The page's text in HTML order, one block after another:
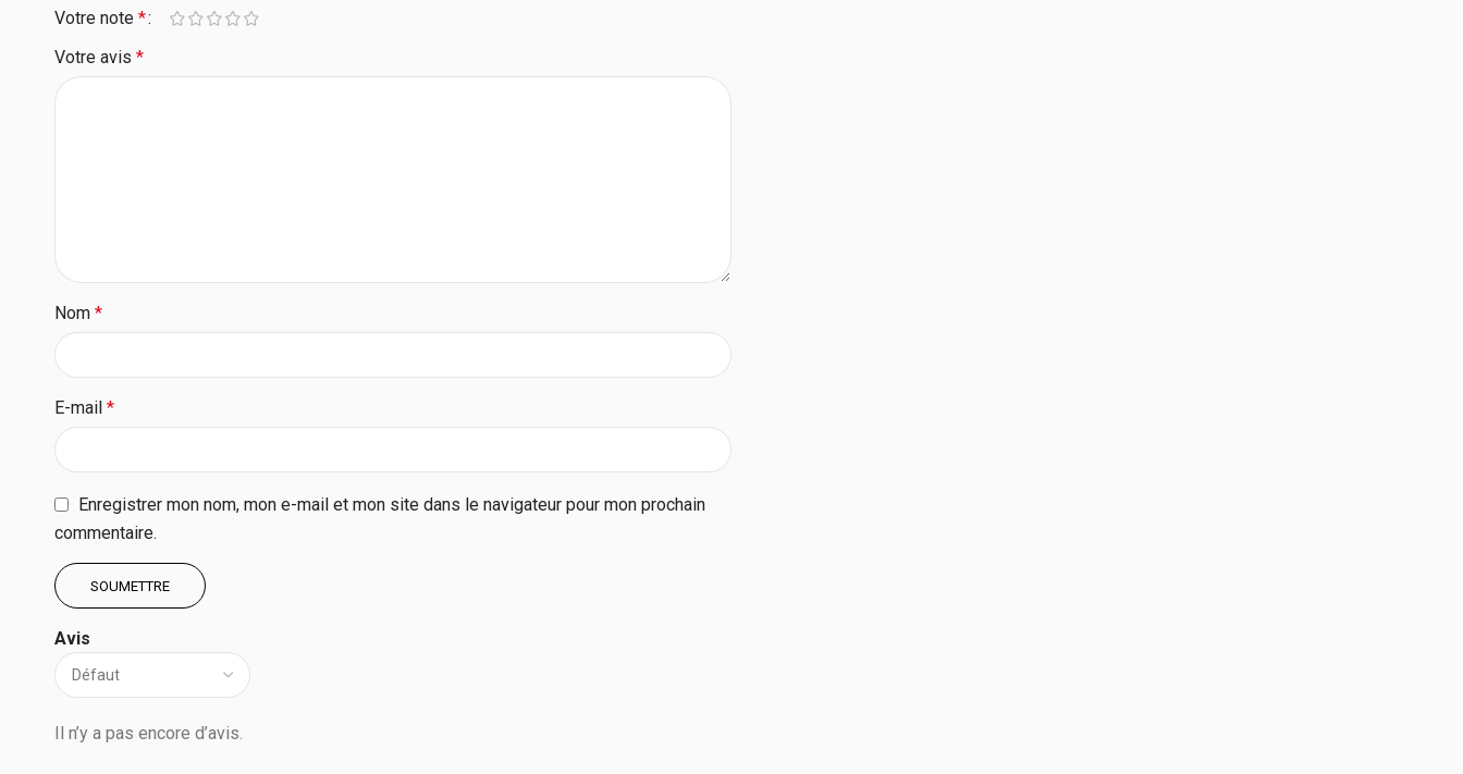
Avis
Il n’y a pas encore d’avis.
Votre note *
Votre avis *
Nom *
E-mail *
Enregistrer mon nom, mon e-mail et mon site dans le navigateur pour mon prochain
commentaire.